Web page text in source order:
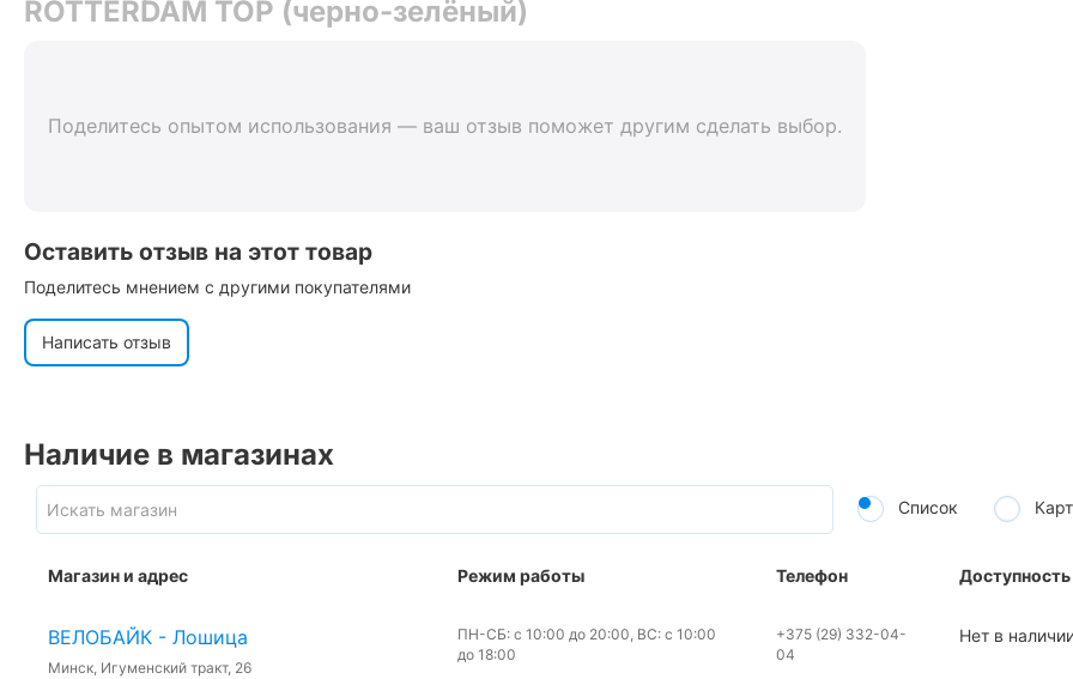
ROTTERDAM TOP (черно-зелёный)
Поделитесь опытом использования — ваш отзыв поможет другим сделать выбор.
Оставить отзыв на этот товар
Поделитесь мнением с другими покупателями
Написать отзыв
Наличие в магазинах
Список
Магазин и адрес Режим работы Телефон Доступность
ВЕЛОБАЙК - Лошица
Минск, Игуменский тракт, 26
ПН-СБ: с 10:00 до 20:00, ВС: с 10:00
до 18:00
+375 (29) 332-04-
04
Нет в